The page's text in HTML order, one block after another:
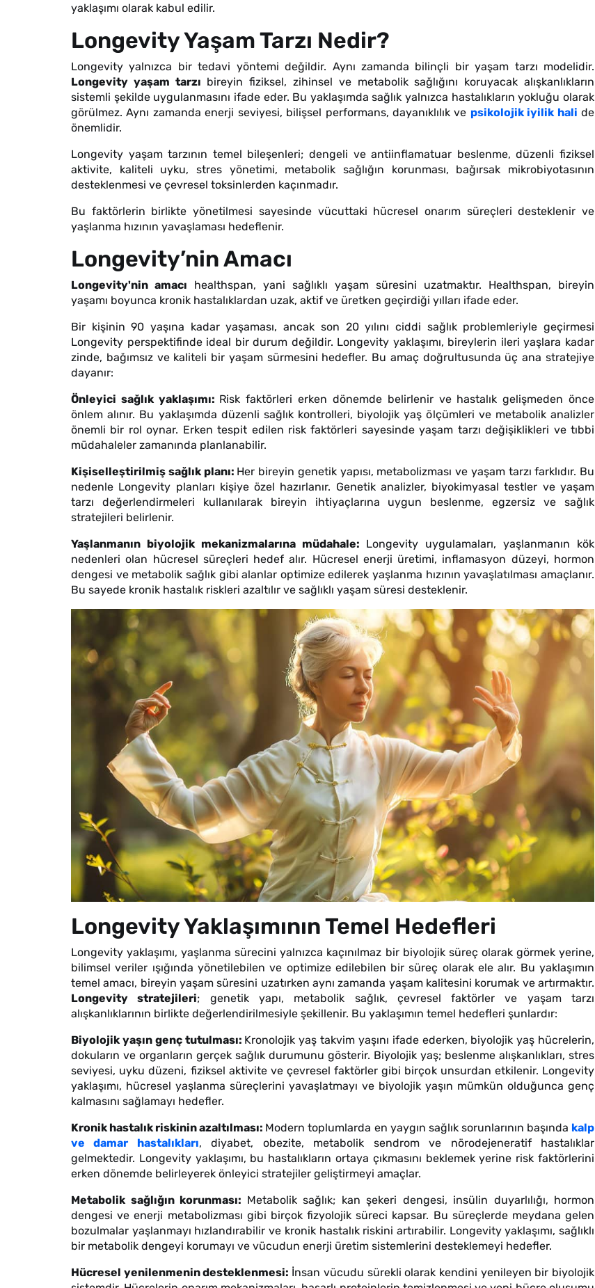
yaklaşımı olarak kabul edilir.
Longevity Yaşam Tarzı Nedir?
Longevity yalnızca bir tedavi yöntemi değildir. Aynı zamanda bilinçli bir yaşam tarzı modelidir.
Longevity yaşam tarzı bireyin fiziksel, zihinsel ve metabolik sağlığını koruyacak alışkanlıkların
sistemli şekilde uygulanmasını ifade eder. Bu yaklaşımda sağlık yalnızca hastalıkların yokluğu olarak
görülmez. Aynı zamanda enerji seviyesi, bilişsel performans, dayanıklılık ve psikolojik iyilik hali de
önemlidir.
Longevity yaşam tarzının temel bileşenleri; dengeli ve antiinflamatuar beslenme, düzenli fiziksel
aktivite, kaliteli uyku, stres yönetimi, metabolik sağlığın korunması, bağırsak mikrobiyotasının
desteklenmesi ve çevresel toksinlerden kaçınmadır.
Bu faktörlerin birlikte yönetilmesi sayesinde vücuttaki hücresel onarım süreçleri desteklenir ve
yaşlanma hızının yavaşlaması hedeflenir.
Longevity’nin Amacı
Longevity'nin amacı healthspan, yani sağlıklı yaşam süresini uzatmaktır. Healthspan, bireyin
yaşamı boyunca kronik hastalıklardan uzak, aktif ve üretken geçirdiği yılları ifade eder.
Bir kişinin 90 yaşına kadar yaşaması, ancak son 20 yılını ciddi sağlık problemleriyle geçirmesi
Longevity perspektifinde ideal bir durum değildir. Longevity yaklaşımı, bireylerin ileri yaşlara kadar
zinde, bağımsız ve kaliteli bir yaşam sürmesini hedefler. Bu amaç doğrultusunda üç ana stratejiye
dayanır:
Önleyici sağlık yaklaşımı: Risk faktörleri erken dönemde belirlenir ve hastalık gelişmeden önce
önlem alınır. Bu yaklaşımda düzenli sağlık kontrolleri, biyolojik yaş ölçümleri ve metabolik analizler
önemli bir rol oynar. Erken tespit edilen risk faktörleri sayesinde yaşam tarzı değişiklikleri ve tıbbi
müdahaleler zamanında planlanabilir.
Kişiselleştirilmiş sağlık planı: Her bireyin genetik yapısı, metabolizması ve yaşam tarzı farklıdır. Bu
nedenle Longevity planları kişiye özel hazırlanır. Genetik analizler, biyokimyasal testler ve yaşam
tarzı değerlendirmeleri kullanılarak bireyin ihtiyaçlarına uygun beslenme, egzersiz ve sağlık
stratejileri belirlenir.
Yaşlanmanın biyolojik mekanizmalarına müdahale: Longevity uygulamaları, yaşlanmanın kök
nedenleri olan hücresel süreçleri hedef alır. Hücresel enerji üretimi, inflamasyon düzeyi, hormon
dengesi ve metabolik sağlık gibi alanlar optimize edilerek yaşlanma hızının yavaşlatılması amaçlanır.
Bu sayede kronik hastalık riskleri azaltılır ve sağlıklı yaşam süresi desteklenir.
Longevity Yaklaşımının Temel Hedefleri
Longevity yaklaşımı, yaşlanma sürecini yalnızca kaçınılmaz bir biyolojik süreç olarak görmek yerine,
bilimsel veriler ışığında yönetilebilen ve optimize edilebilen bir süreç olarak ele alır. Bu yaklaşımın
temel amacı, bireyin yaşam süresini uzatırken aynı zamanda yaşam kalitesini korumak ve artırmaktır.
Longevity stratejileri; genetik yapı, metabolik sağlık, çevresel faktörler ve yaşam tarzı
alışkanlıklarının birlikte değerlendirilmesiyle şekillenir. Bu yaklaşımın temel hedefleri şunlardır:
Biyolojik yaşın genç tutulması: Kronolojik yaş takvim yaşını ifade ederken, biyolojik yaş hücrelerin,
dokuların ve organların gerçek sağlık durumunu gösterir. Biyolojik yaş; beslenme alışkanlıkları, stres
seviyesi, uyku düzeni, fiziksel aktivite ve çevresel faktörler gibi birçok unsurdan etkilenir. Longevity
yaklaşımı, hücresel yaşlanma süreçlerini yavaşlatmayı ve biyolojik yaşın mümkün olduğunca genç
kalmasını sağlamayı hedefler.
Kronik hastalık riskinin azaltılması: Modern toplumlarda en yaygın sağlık sorunlarının başında kalp
ve damar hastalıkları, diyabet, obezite, metabolik sendrom ve nörodejeneratif hastalıklar
gelmektedir. Longevity yaklaşımı, bu hastalıkların ortaya çıkmasını beklemek yerine risk faktörlerini
erken dönemde belirleyerek önleyici stratejiler geliştirmeyi amaçlar.
Metabolik sağlığın korunması: Metabolik sağlık; kan şekeri dengesi, insülin duyarlılığı, hormon
dengesi ve enerji metabolizması gibi birçok fizyolojik süreci kapsar. Bu süreçlerde meydana gelen
bozulmalar yaşlanmayı hızlandırabilir ve kronik hastalık riskini artırabilir. Longevity yaklaşımı, sağlıklı
bir metabolik dengeyi korumayı ve vücudun enerji üretim sistemlerini desteklemeyi hedefler.
Hücresel yenilenmenin desteklenmesi: İnsan vücudu sürekli olarak kendini yenileyen bir biyolojik